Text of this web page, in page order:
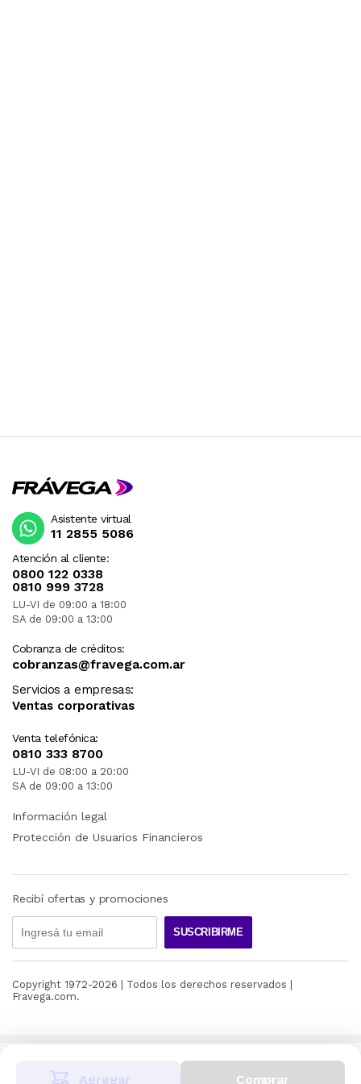
Comprar
Agregar
Videos
Juego vivo
Abre las puertas a un mundo de brillantez
Atención al cliente:
0800 122 0338
0810 999 3728
LU-VI de 09:00 a 18:00
SA de 09:00 a 13:00
Cobranza de créditos:
cobranzas@fravega.com.ar
Servicios a empresas:
Ventas corporativas
Venta telefónica:
0810 333 8700
LU-VI de 08:00 a 20:00
SA de 09:00 a 13:00
Asistente virtual
11 2855 5086
Información legal
Protección de Usuarios Financieros
Recibí ofertas y promociones
SUSCRIBIRME
Copyright 1972-2026 | Todos los derechos reservados |
Fravega.com.